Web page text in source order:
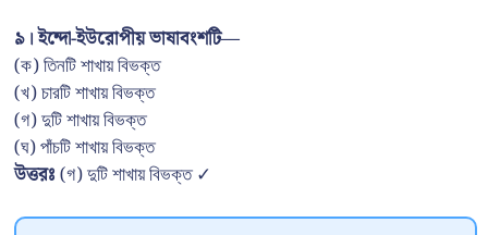
৯। ইন্দো-ইউরোপীয় ভাষাবংশটি—
(ক) তিনটি শাখায় বিভক্ত
(খ) চারটি শাখায় বিভক্ত
(গ) দুটি শাখায় বিভক্ত
(ঘ) পাঁচটি শাখায় বিভক্ত
উত্তরঃ(গ) দুটি শাখায় বিভক্ত ✓